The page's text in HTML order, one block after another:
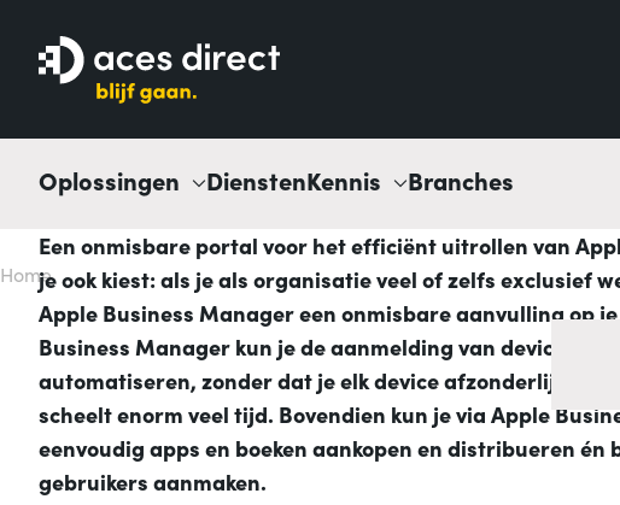
Oplossingen DienstenKennis Branches
Home
Een onmisbare portal voor het efficiënt uitrollen van
je ook kiest: als je als organisatie veel of zelfs exclusief
Apple Business Manager een onmisbare aanvulling op
Business Manager kun je de aanmelding van devices
automatiseren, zonder dat je elk device afzonderlijk
scheelt enorm veel tijd. Bovendien kun je via Apple
eenvoudig apps en boeken aankopen en distribueren én
gebruikers aanmaken.